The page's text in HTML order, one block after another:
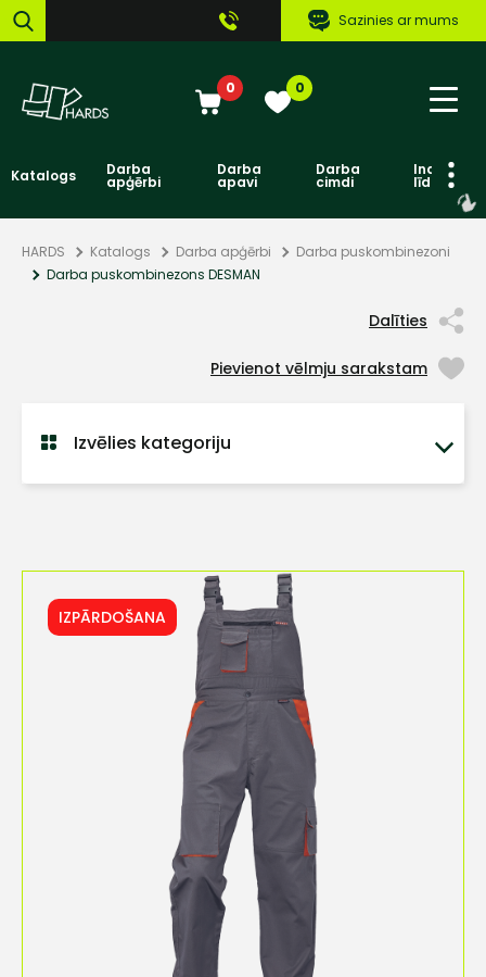
Sazinies ar mums
0 0
Katalogs Darba
apģērbi
Darba
apavi
Darba
cimdi līdzekļi
HARDS Katalogs Darba apģērbi
Darba puskombinezoni
Darba puskombinezons DESMAN
Dalīties
Pievienot vēlmju sarakstam
Izvēlies kategoriju
IZPĀRDOŠANA